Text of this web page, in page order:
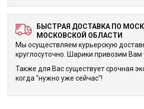
БЫСТРАЯ ДОСТАВКА ПО
МОСКОВСКОЙ ОБЛАСТИ
Мы осуществляем курьерскую
круглосуточно. Шарики привозим
Также для Вас существует срочная
когда "нужно уже сейчас"!